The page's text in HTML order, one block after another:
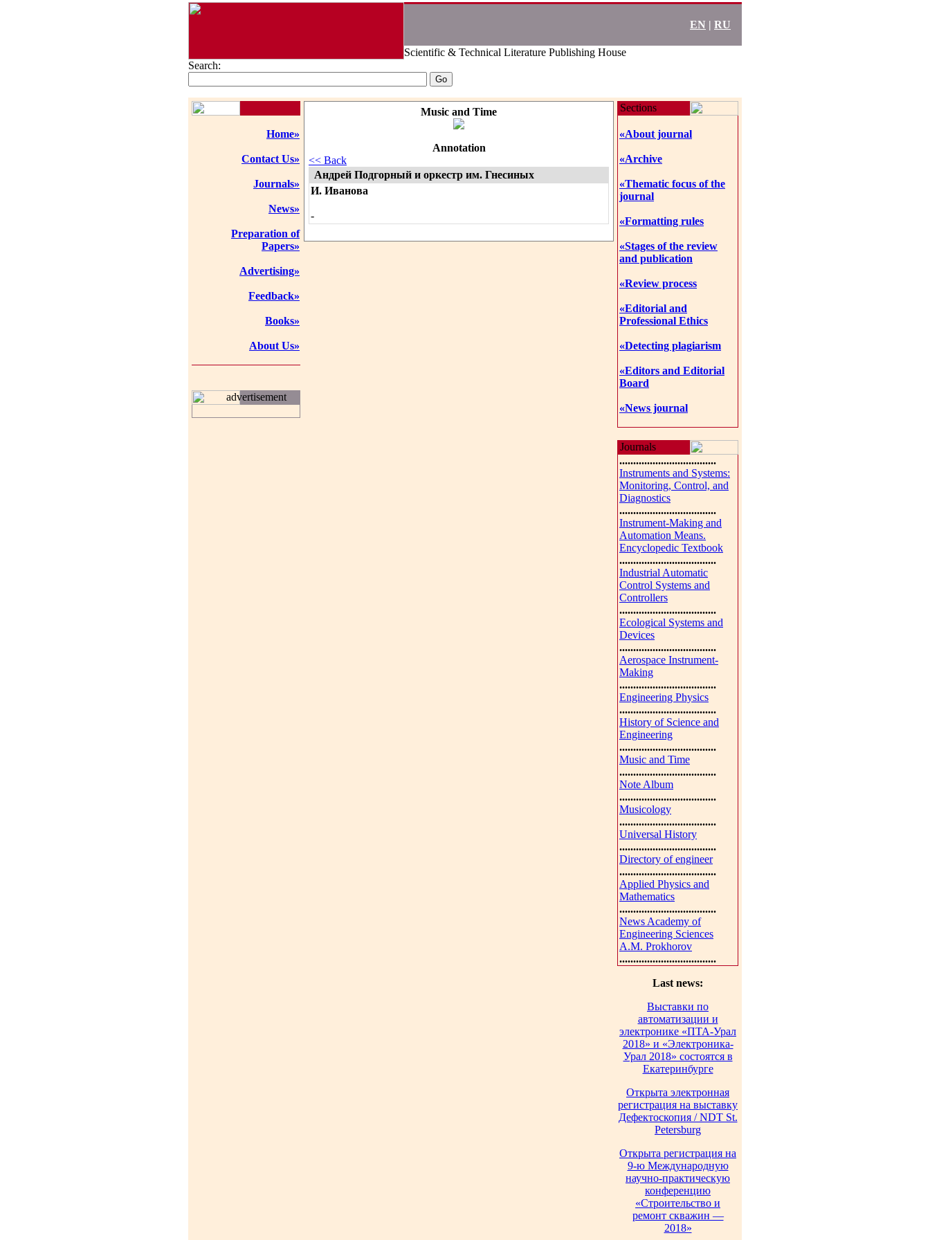
EN | RU
Scientific & Technical Literature Publishing House
Search:
Home»
Contact Us»
Journals»
News»
Preparation of
Papers»
Advertising»
Feedback»
Books»
About Us»
advertisement
Music and Time
Annotation
<< Back
Андрей Подгорный и оркестр им. Гнесиных
И. Иванова
-
Sections
«About journal
«Archive
«Thematic focus of the
journal
«Formatting rules
«Stages of the review
and publication
«Review process
«Editorial and
Professional Ethics
«Detecting plagiarism
«Editors and Editorial
Board
«News journal
Journals
...................................
Instruments and Systems:
Monitoring, Control, and
Diagnostics
...................................
Instrument-Making and
Automation Means.
Encyclopedic Textbook
...................................
Industrial Automatic
Control Systems and
Controllers
...................................
Ecological Systems and
Devices
...................................
Aerospace Instrument-
Making
...................................
Engineering Physics
...................................
History of Science and
Engineering
...................................
Music and Time
...................................
Note Album
...................................
Musicology
...................................
Universal History
...................................
Directory of engineer
...................................
Applied Physics and
Mathematics
...................................
News Academy of
Engineering Sciences
A.M. Prokhorov
...................................
Last news:
Выставки по
автоматизации и
электронике «ПТА-Урал
2018» и «Электроника-
Урал 2018» состоятся в
Екатеринбурге
Открыта электронная
регистрация на выставку
Дефектоскопия / NDT St.
Petersburg
Открыта регистрация на
9-ю Международную
научно-практическую
конференцию
«Строительство и
ремонт скважин —
2018»